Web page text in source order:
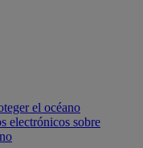
el océano
electrónicos sobre